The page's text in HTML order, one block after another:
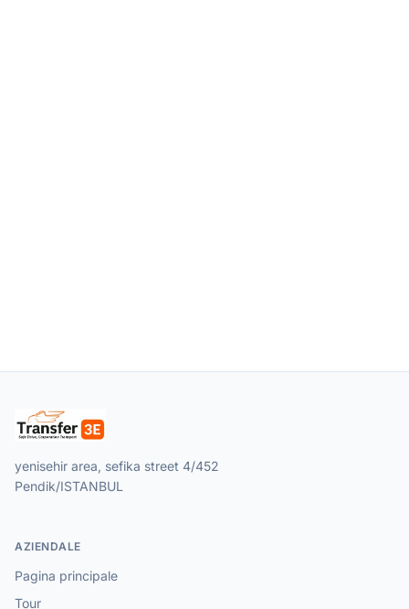
yenisehir area, sefika street 4/452
Pendik/ISTANBUL
AZIENDALE
Pagina principale
Tour